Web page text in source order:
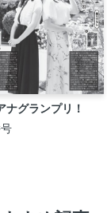
ナグランプリ！